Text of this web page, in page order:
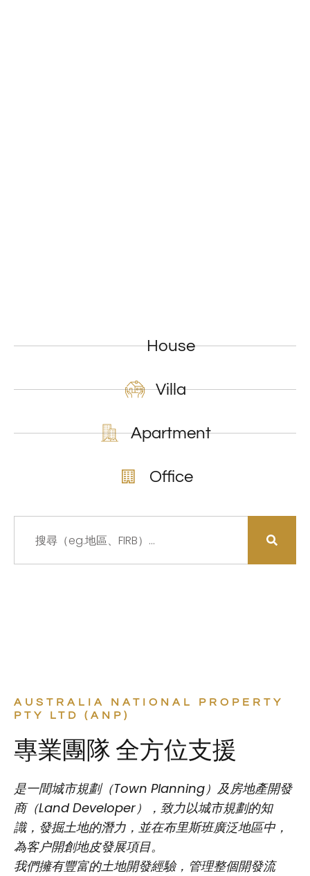
House
Villa
Apartment
Office
AUSTRALIA NATIONAL PROPERTY
PTY LTD (ANP)
專業團隊 全方位支援
是一間城市規劃（Town Planning）及房地產開發
商（Land Developer），致力以城市規劃的知
識，發掘土地的潛力，並在布里斯班廣泛地區中，
為客户開創地皮發展項目。
我們擁有豐富的土地開發經驗，管理整個開發流